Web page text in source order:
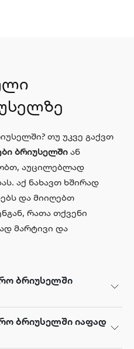
თუ უკვე გაქვთ
ბრიუსელში ან
აუცილებლად
აქ ნახავთ ხშირად
და მიიღებთ
რათა თქვენი
მარტივი და
ბრიუსელში
ბრიუსელში იაფად